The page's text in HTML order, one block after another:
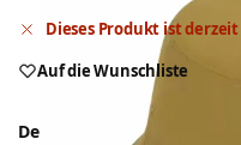
Dieses Produkt ist
Auf die Wunschliste
Deutschlandweit